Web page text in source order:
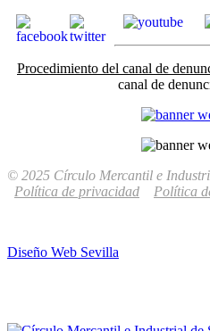
Procedimiento del canal de
canal de
© 2025 Círculo Mercantil e
Política de privacidad
Política
Diseño Web Sevilla